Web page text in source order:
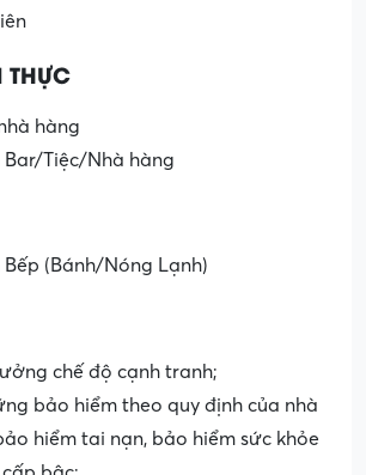
hàng
Bar/Tiệc/Nhà hàng
Bếp (Bánh/Nóng Lạnh)
chế độ cạnh tranh;
bảo hiểm theo quy định của nhà
hiểm tai nạn, bảo hiểm sức khỏe